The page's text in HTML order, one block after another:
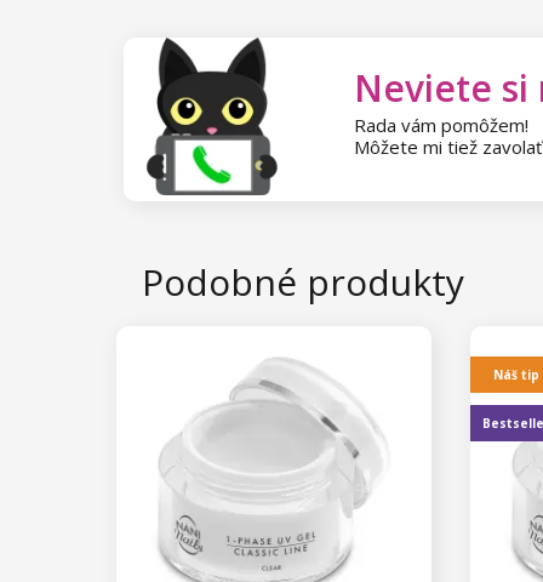
Circus
Star Flakes
Aluminium Flakes
Neviete si
Rada vám pomôžem!
Môžete mi tiež
Podobné produkty
Náš tip